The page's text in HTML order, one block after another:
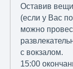
Оставив
(если у Вас
можно
с вокзалом.
15:00